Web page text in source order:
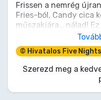
Frissen a nemrég
Fries-ból, Candy cica
műszakjára… nálad!
nem csak egy újabb
tisztelgés kedvenc
társ lesz az éjszakai
csipetnyi
szemek mögött?
kibírod-e az éjszakát
Dorombolóan
© Hivatalos Five
Szerezd meg a